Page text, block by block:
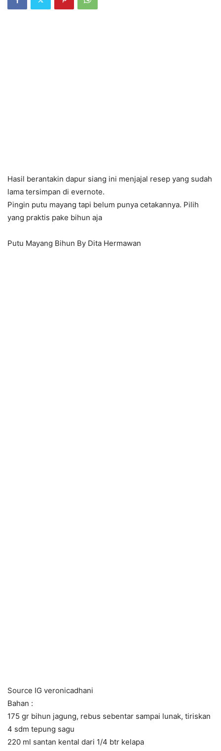
Hasil berantakin dapur siang ini menjajal resep yang sudah
lama tersimpan di evernote.
Pingin putu mayang tapi belum punya cetakannya. Pilih
yang praktis pake bihun aja
Putu Mayang Bihun By Dita Hermawan
Source IG veronicadhani
Bahan :
175 gr bihun jagung, rebus sebentar sampai lunak, tiriskan
4 sdm tepung sagu
220 ml santan kental dari 1/4 btr kelapa